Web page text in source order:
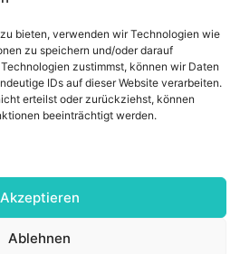
bieten, verwenden wir Technologien wie
zu speichern und/oder darauf
zustimmst, können wir Daten
IDs auf dieser Website verarbeiten.
erteilst oder zurückziehst, können
beeinträchtigt werden.
Akzeptieren
Ablehnen
E-Mail